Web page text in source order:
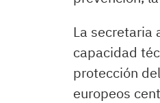
La secretaria
capacidad
protección
europeos